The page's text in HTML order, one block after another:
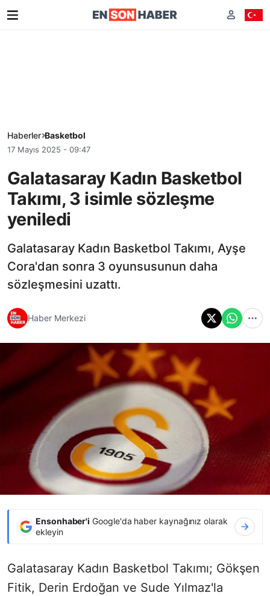
Haberler Basketbol
17 Mayıs 2025 - 09:47
Galatasaray Kadın Basketbol
Takımı, 3 isimle sözleşme
yeniledi
Galatasaray Kadın Basketbol Takımı, Ayşe
Cora'dan sonra 3 oyunsusunun daha
sözleşmesini uzattı.
Haber Merkezi
Ensonhaber'i Google'da haber kaynağınız olarak
ekleyin
Galatasaray Kadın Basketbol Takımı; Gökşen
Fitik, Derin Erdoğan ve Sude Yılmaz'la